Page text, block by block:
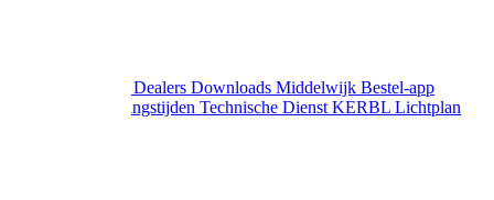
Dealers Downloads Middelwijk Bestel-app
Gewijzigde openingstijden Technische Dienst KERBL Lichtplan